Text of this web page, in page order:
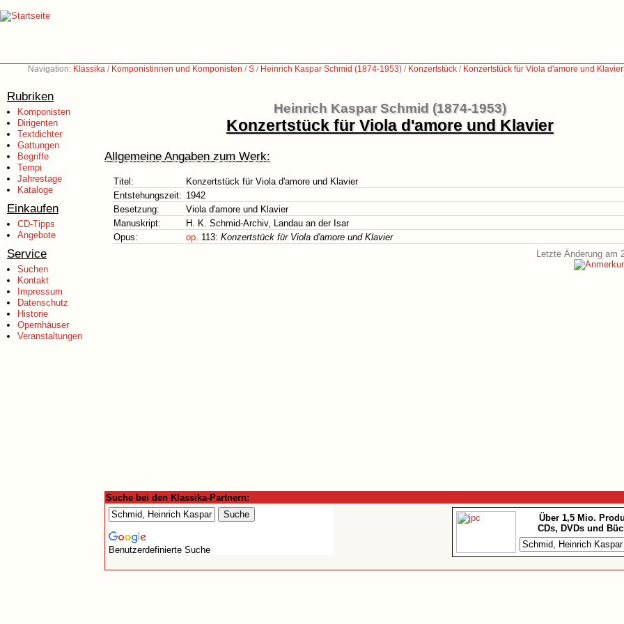
Navigation: Klassika / Komponistinnen und Komponisten /S / Heinrich Kaspar Schmid (1874-1953) / Konzertstück / Konzertstück für Viola d'amore und Klavier
Rubriken
Komponisten
Dirigenten
Textdichter
Gattungen
Begriffe
Tempi
Jahrestage
Kataloge
Einkaufen
CD-Tipps
Angebote
Service
Suchen
Kontakt
Impressum
Datenschutz
Historie
Opernhäuser
Veranstaltungen
Heinrich Kaspar Schmid (1874-1953)
Konzertstück für Viola d'amore und Klavier
Allgemeine Angaben zum Werk:
Titel:
Konzertstück für Viola d'amore und Klavier
Entstehungszeit: 1942
Besetzung:
Viola d'amore und Klavier
Manuskript:
H. K. Schmid-Archiv, Landau an der Isar
Opus:
op. 113: Konzertstück für Viola d'amore und Klavier
Letzte Änderung am
Suche bei den Klassika-Partnern:
Benutzerdefinierte Suche
Über 1,5 Mio.
CDs, DVDs und